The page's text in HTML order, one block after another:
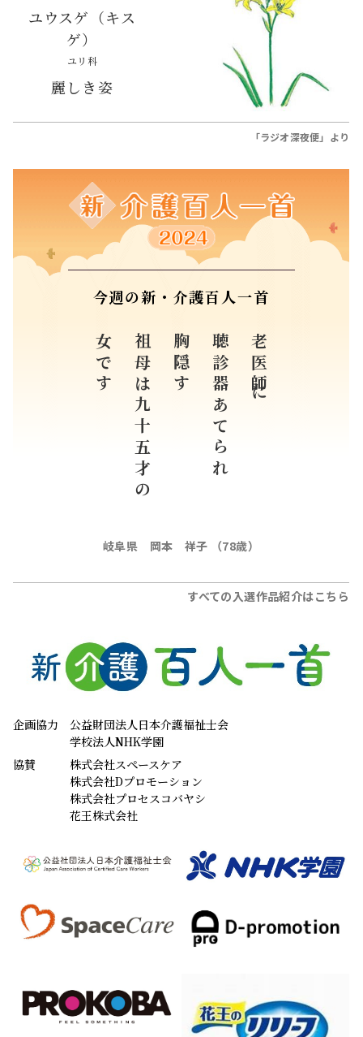
ユウスゲ（キス
ゲ）
ユリ科
麗しき姿
「ラジオ深夜便」より
今週の新・介護百人一首
老医師に
聴診器あてられ
胸隠す
祖母は九十五才の
女です
岐阜県 岡本 祥子 （78歳）
すべての入選作品紹介はこちら
企画協力
公益財団法人日本介護福祉士会
学校法人NHK学園
協賛
株式会社スペースケア
株式会社Dプロモーション
株式会社プロセスコバヤシ
花王株式会社